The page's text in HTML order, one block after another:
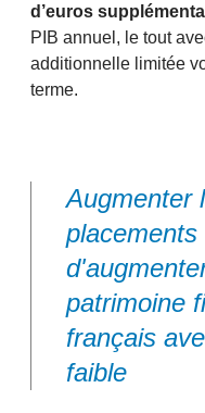
d’euros
PIB annuel, le tout
additionnelle limitée
terme.
Augmenter
patrimoine
français
faible